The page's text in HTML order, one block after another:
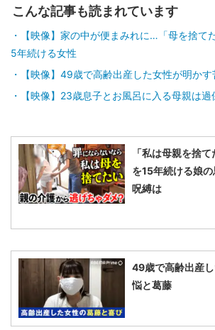
こんな記事も読まれています
【映像】家の中が便まみれに…「母を捨て
5年続ける女性
【映像】49歳で高齢出産した女性が明か
【映像】23歳息子とお風呂に入る母親は
「私は母親を捨
を15年続ける娘
呪縛は
49歳で高齢出産
悩と葛藤